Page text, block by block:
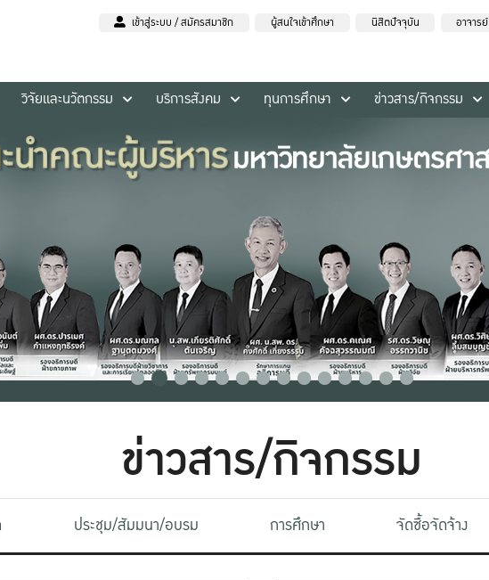
เข้าสู่ระบบ / สมัครสมาชิก ผู้สนใจเข้าศึกษา นิสิตปัจจุบัน อาจารย์
วิจัยและนวัตกรรม บริการสังคม ทุนการศึกษา ข่าวสาร/กิจกรรม
ข่าวสาร/กิจกรรม
ประชุม/สัมมนา/อบรม การศึกษา จัดซื้อจัดจ้าง